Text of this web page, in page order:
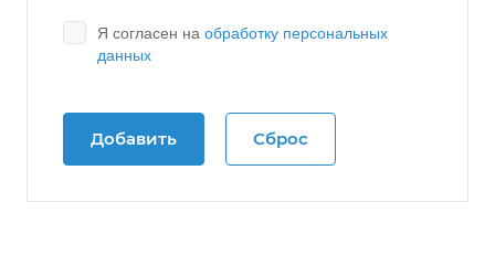
Я согласен на обработку персональных
данных